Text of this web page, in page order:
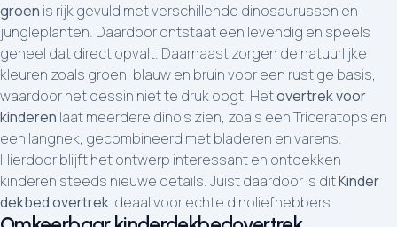
groen is rijk gevuld met verschillende dinosaurussen en
jungleplanten. Daardoor ontstaat een levendig en speels
geheel dat direct opvalt. Daarnaast zorgen de natuurlijke
kleuren zoals groen, blauw en bruin voor een rustige basis,
waardoor het dessin niet te druk oogt. Hetovertrek voor
kinderen laat meerdere dino’s zien, zoals een Triceratops en
een langnek, gecombineerd met bladeren en varens.
Hierdoor blijft het ontwerp interessant en ontdekken
kinderen steeds nieuwe details. Juist daardoor is ditKinder
dekbed overtrekideaal voor echte dinoliefhebbers.